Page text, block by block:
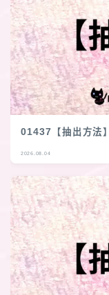
01437【抽出方法
2026.08.04